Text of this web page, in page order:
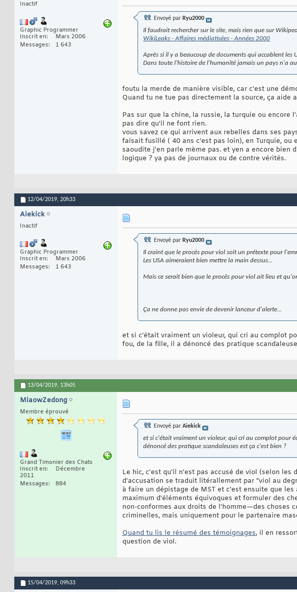
Inactif
Graphic Programmer
Inscrit en
Mars 2006
Messages
1 643
Envoyé par Ryu2000
Il faudrait rechercher sur le site, mais rien que sur
WikiLeaks - Affaires médiatisées - Années 2000
Après si il y a beaucoup de documents qui accablent les
Dans toute l'histoire de l'humanité jamais un pays n'a
foutu la merde de manière visible, car c'est une
Quand tu ne tue pas directement la source, ça aide
Pas sur que la chine, la russie, la turquie ou
pas dire qu'il ne font rien.
vous savez ce qui arrivent aux rebelles dans ses
faisait fusillé ( 40 ans c'est pas loin), en Turquie, ou
saoudite j'en parle mème pas. et yen a encore bien
logique ? ya pas de journaux ou de contre vérités.
12/04/2019, 20h33
Aiekick
Inactif
Graphic Programmer
Inscrit en
Mars 2006
Messages
1 643
Envoyé par Ryu2000
Il craint que le procès pour viol soit un prétexte pour
Les USA aimeraient bien mettre la main dessus...
Mais ce serait bien que le procès pour viol ait lieu et
Ça ne donne pas envie de devenir lanceur d'alerte...
et si c'était vraiment un violeur, qui cri au complot
fou, de la fille, il a dénoncé des pratique
13/04/2019, 13h05
MiaowZedong
Membre éprouvé
Grand Timonier des Chats
Inscrit en
Décembre
2011
Messages
884
Envoyé par Aiekick
et si c'était vraiment un violeur, qui cri au complot pour
dénoncé des pratique scandaleuses est ça c'est bien ?
Le hic, c'est qu'il n'est pas accusé de viol (selon les
d'accusation se traduit litérallement par "viol au
à faire un dépistage de MST et c'est ensuite que
maximum d'éléments équivoques et formuler des
non-conformes aux droits de l'homme—des choses
criminelles, mais uniquement pour le partenaire
Quand tu lis le résumé des témoignages, il en
question de viol.
15/04/2019, 09h33